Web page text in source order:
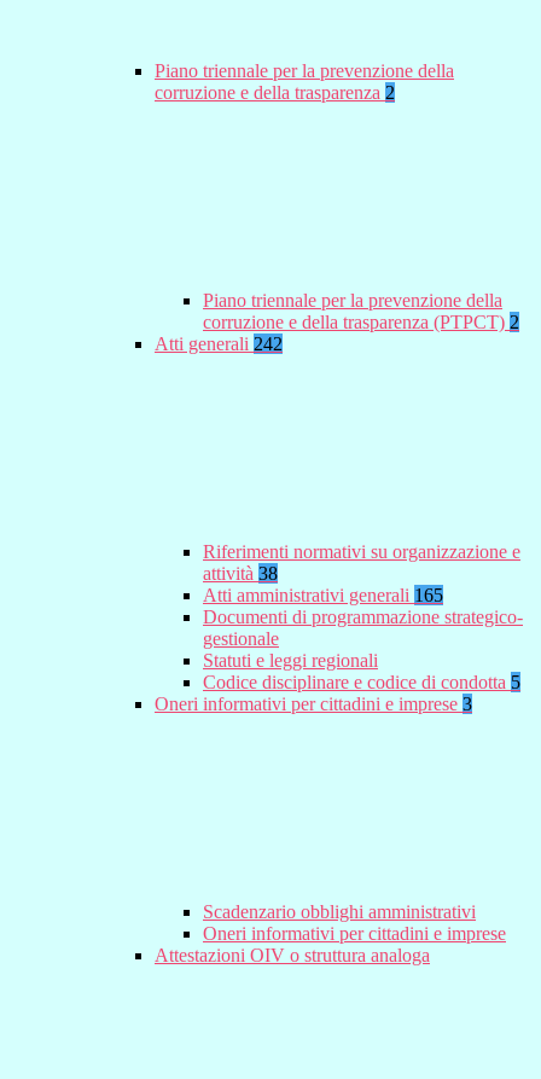
Piano triennale per la prevenzione della
corruzione e della trasparenza 2
Piano triennale per la prevenzione della
corruzione e della trasparenza (PTPCT) 2
Atti generali 242
Riferimenti normativi su organizzazione e
attività 38
Atti amministrativi generali 165
Documenti di programmazione strategico-
gestionale
Statuti e leggi regionali
Codice disciplinare e codice di condotta 5
Oneri informativi per cittadini e imprese 3
Scadenzario obblighi amministrativi
Oneri informativi per cittadini e imprese
Attestazioni OIV o struttura analoga